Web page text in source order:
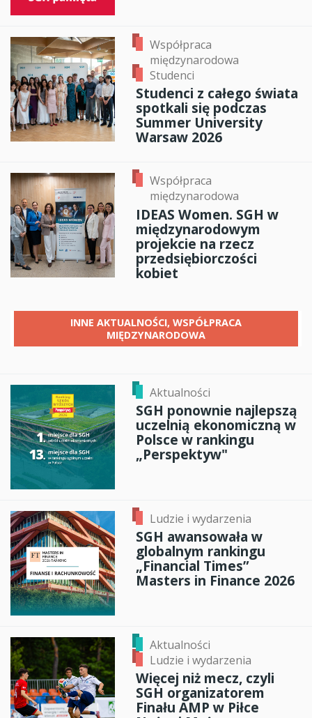
Współpraca
międzynarodowa
Studenci
Studenci z całego świata
spotkali się podczas
Summer University
Warsaw 2026
Współpraca
międzynarodowa
IDEAS Women. SGH w
międzynarodowym
projekcie na rzecz
przedsiębiorczości
kobiet
INNE AKTUALNOŚCI, WSPÓŁPRACA
MIĘDZYNARODOWA
Aktualności
SGH ponownie najlepszą
uczelnią ekonomiczną w
Polsce w rankingu
„Perspektyw"
Ludzie i wydarzenia
SGH awansowała w
globalnym rankingu
„Financial Times”
Masters in Finance 2026
Aktualności
Ludzie i wydarzenia
Więcej niż mecz, czyli
SGH organizatorem
Finału AMP w Piłce